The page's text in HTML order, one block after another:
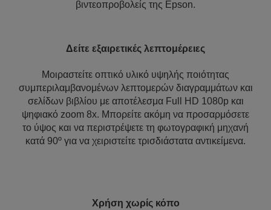
βιντεοπροβολείς της Epson.
Δείτε εξαιρετικές λεπτομέρειες
Μοιραστείτε οπτικό υλικό υψηλής ποιότητας
συμπεριλαμβανομένων λεπτομερών διαγραμμάτων και
σελίδων βιβλίου με αποτέλεσμα Full HD 1080p και
ψηφιακό zoom 8x. Μπορείτε ακόμη να προσαρμόσετε
το ύψος και να περιστρέψετε τη φωτογραφική μηχανή
κατά 90º για να χειριστείτε τρισδιάστατα αντικείμενα.
Χρήση χωρίς κόπο